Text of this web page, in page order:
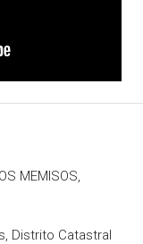
MEMISOS,
Distrito Catastral